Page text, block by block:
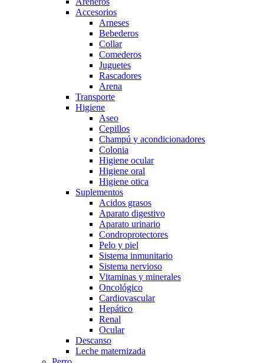
Accesorios
Arneses
Bebederos
Collar
Comederos
Juguetes
Rascadores
Arena
Transporte
Higiene
Aseo
Cepillos
Champú y acondicionadores
Colonia
Higiene ocular
Higiene oral
Higiene otica
Suplementos
Acidos grasos
Aparato digestivo
Aparato urinario
Condroprotectores
Pelo y piel
Sistema inmunitario
Sistema nervioso
Vitaminas y minerales
Oncológico
Cardiovascular
Hepático
Renal
Ocular
Descanso
Leche maternizada